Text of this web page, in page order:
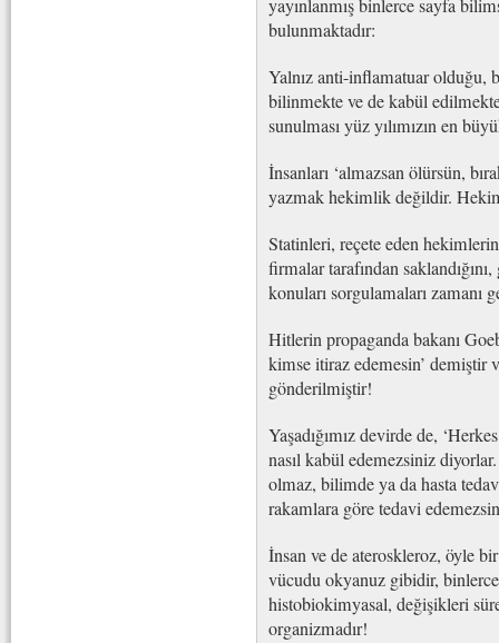
yayınlanmış binlerce sayfa
bulunmaktadır:
Yalnız anti-inflamatuar olduğu,
bilinmekte ve de kabül
sunulması yüz yılımızın en
İnsanları ‘almazsan ölürsün,
yazmak hekimlik değildir.
Statinleri, reçete eden
firmalar tarafından
konuları sorgulamaları zamanı
Hitlerin propaganda bakanı
kimse itiraz edemesin’ demiştir
gönderilmiştir!
Yaşadığımız devirde de,
nasıl kabül edemezsiniz
olmaz, bilimde ya da hasta
rakamlara göre tedavi
İnsan ve de ateroskleroz, öyle
vücudu okyanuz gibidir,
histobiokimyasal, değişikleri
organizmadır!